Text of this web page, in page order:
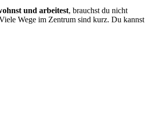
und arbeitest, brauchst du nicht
Wege im Zentrum sind kurz. Du kannst